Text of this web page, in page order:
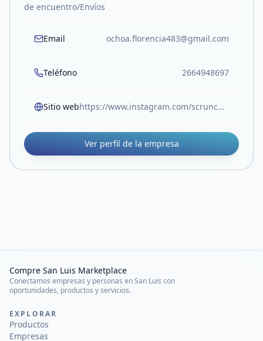
de encuentro/Envíos
Email ochoa.florencia483@gmail.com
Teléfono 2664948697
Sitio web https://www.instagram.com/scrunchies.lovers.sl?utm_source=ig_web_button_share_sheet&igsh=ZDNlZDc0MzIxNw==
Ver perfil de la empresa
Compre San Luis Marketplace
Conectamos empresas y personas en San Luis con
oportunidades, productos y servicios.
EXPLORAR
Productos
Empresas